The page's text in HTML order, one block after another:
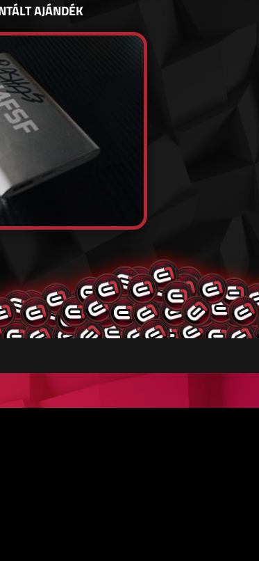
AJÁNDÉK